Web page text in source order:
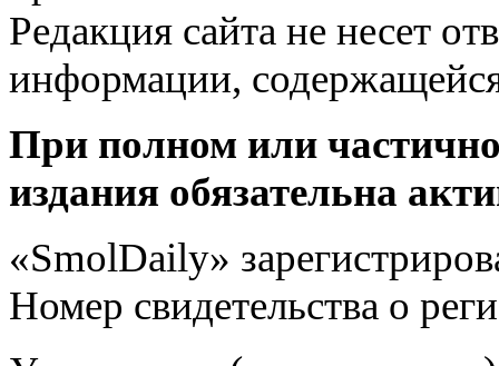
Редакция сайта не несет
информации,
При полном или
издания обязательна
«SmolDaily»
Номер свидетельства о